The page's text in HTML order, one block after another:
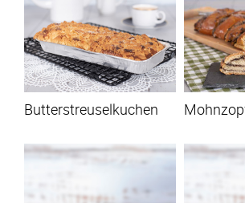
Butterstreuselkuchen